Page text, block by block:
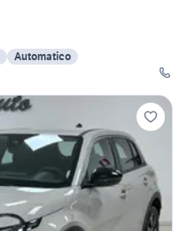
Automatico